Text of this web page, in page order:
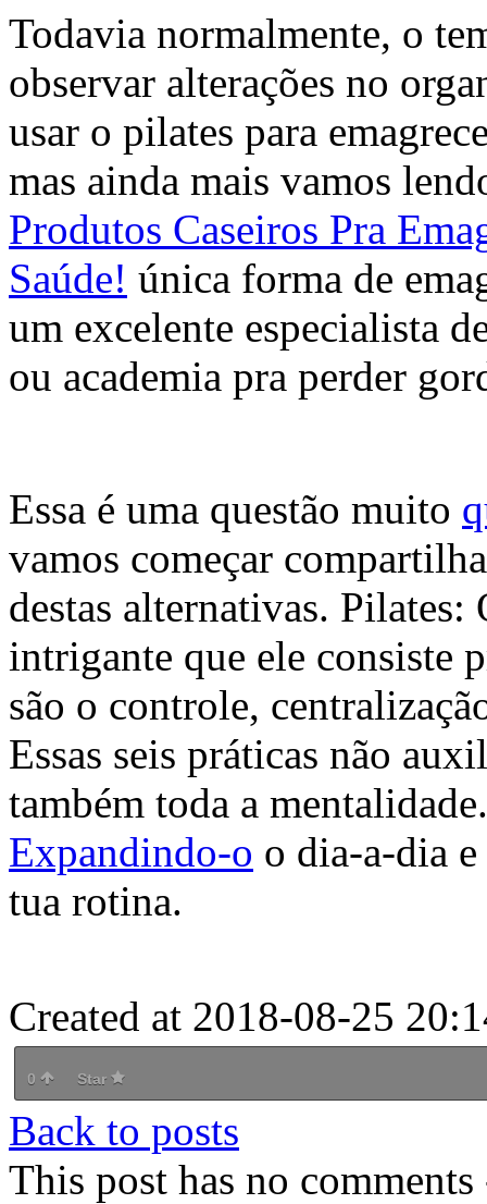
Todavia normalmente, o
observar alterações no
usar o pilates para
mas ainda mais vamos
Produtos Caseiros Pra
Saúde! única forma de
um excelente especialista
ou academia pra perder
Essa é uma questão muito
vamos começar
destas alternativas.
intrigante que ele consiste
são o controle,
Essas seis práticas não
também toda a
Expandindo-o o dia-a-dia
tua rotina.
Created at 2018-08-25
0 Star
Back to posts
This post has no